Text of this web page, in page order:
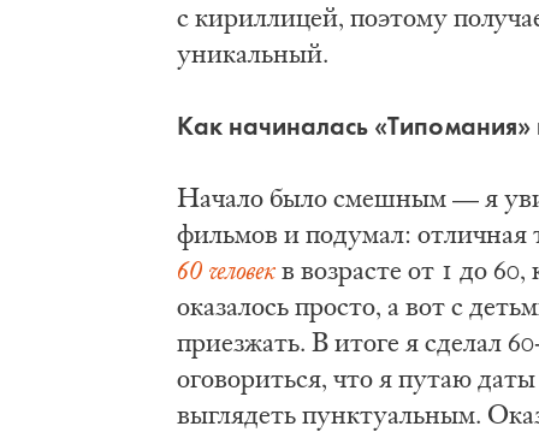
с кириллицей, поэтому
уникальный.
Как начиналась
Начало было смешным — я
фильмов и подумал: отличная
60 человекв возрасте от 1 до
оказалось просто, а вот с
приезжать. В итоге я сделал
оговориться, что я путаю
выглядеть пунктуальным.